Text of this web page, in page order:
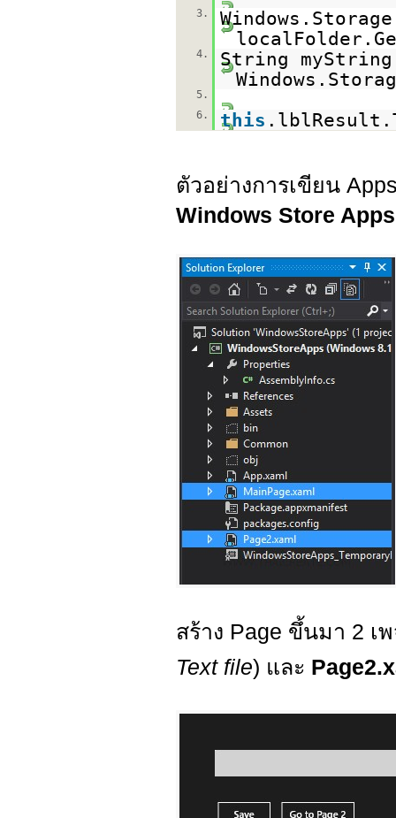
3.
4.
String
5.
6.
this
ตัวอย่างการเขียน
Windows Store Apps
สร้าง Page ขึ้นมา 2 เ
Text file) และ